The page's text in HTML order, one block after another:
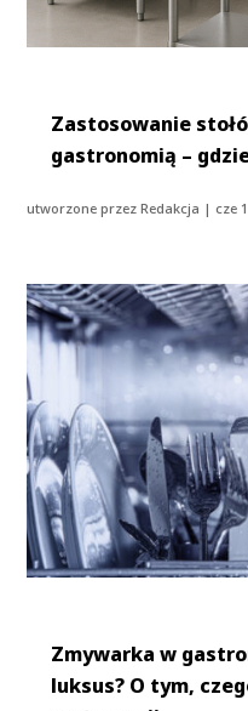
Zastosowanie
gastronomią –
utworzone przezRedakcja | cze
Zmywarka w
luksus? O tym,